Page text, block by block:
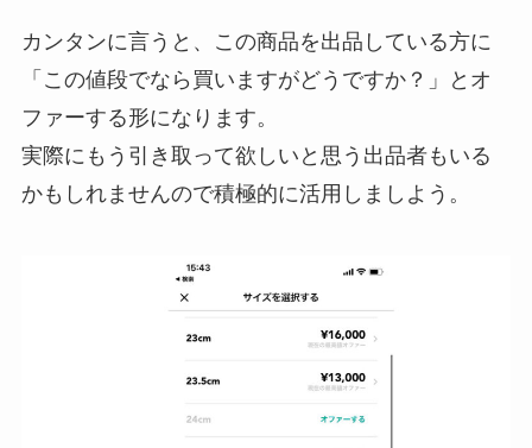
カンタンに言うと、この商品を出品している方に
「この値段でなら買いますがどうですか？」とオ
ファーする形になります。
実際にもう引き取って欲しいと思う出品者もいる
かもしれませんので積極的に活用しましよう。